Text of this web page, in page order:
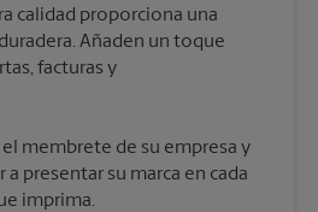
calidad proporciona una
Añaden un toque
facturas y
membrete de su empresa y
presentar su marca en cada
imprima.